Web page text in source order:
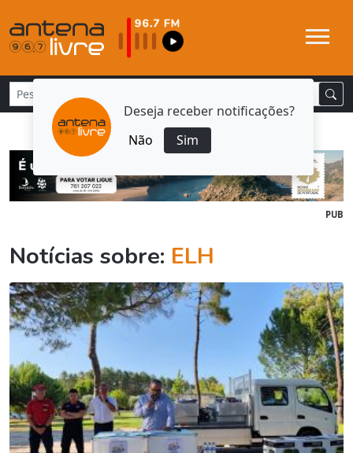
Deseja receber notificações?
Não
Sim
PUB
Notícias sobre: ELH